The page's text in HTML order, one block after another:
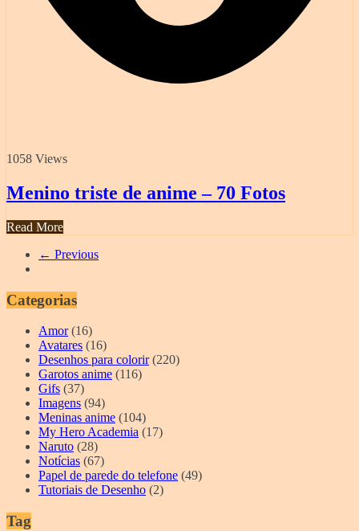
1058 Views
Menino triste de anime – 70 Fotos
Read More
← Previous
Categorias
Amor(16)
Avatares (16)
Desenhos para colorir(220)
Garotos anime (116)
Gifs (37)
Imagens (94)
Meninas anime (104)
My Hero Academia (17)
Naruto (28)
Notícias (67)
Papel de parede do telefone (49)
Tutoriais de Desenho (2)
Tag